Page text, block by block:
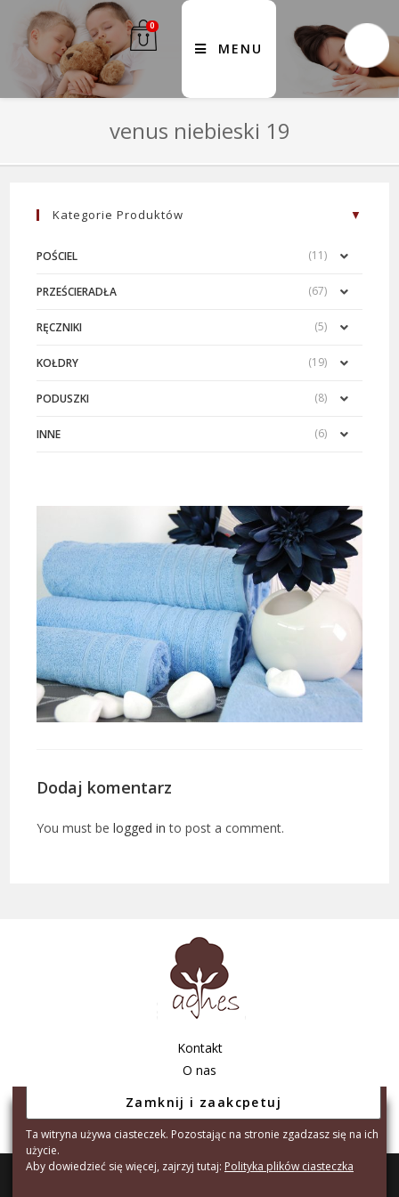
0
MENU
venus niebieski 19
Dodaj komentarz
You must belogged in to post a comment.
Kategorie Produktów
POŚCIEL (11)
PRZEŚCIERADŁA (67)
RĘCZNIKI (5)
KOŁDRY (19)
PODUSZKI (8)
INNE (6)
Kontakt
O nas
Polityka prywatności
Ta witryna używa ciasteczek. Pozostając na stronie zgadzasz się na ich
użycie.
Aby dowiedzieć się więcej, zajrzyj tutaj: Polityka plików ciasteczka